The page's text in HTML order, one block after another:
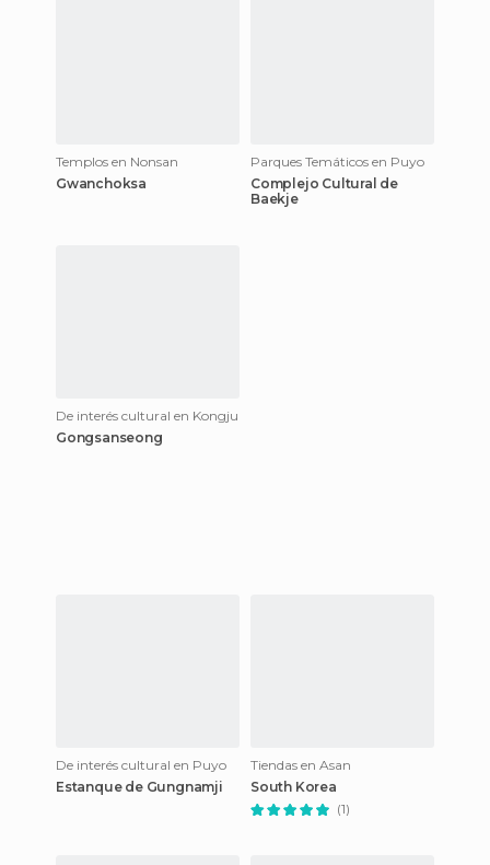
Templos en Nonsan
Gwanchoksa
Parques Temáticos en Puyo
Complejo Cultural de
Baekje
De interés cultural en Kongju
Gongsanseong
De interés cultural en Puyo
Estanque de Gungnamji
Tiendas en Asan
South Korea
(1)